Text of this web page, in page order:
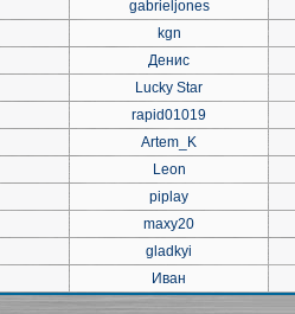
gabrieljones
kgn
Денис
Lucky Star
rapid01019
Artem_K
Leon
piplay
maxy20
gladkyi
Иван